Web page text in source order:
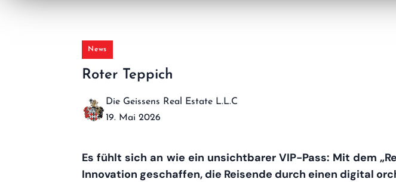
News
Roter Teppich
Die Geissens Real Estate L.L.C
19. Mai 2026
Es fühlt sich an wie ein unsichtbarer VIP-Pass: Mit dem
Innovation geschaffen, die Reisende durch einen digital